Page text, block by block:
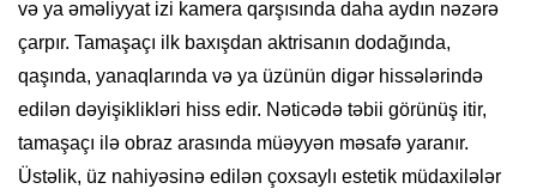
və ya əməliyyat izi kamera qarşısında daha aydın nəzərə
çarpır. Tamaşaçı ilk baxışdan aktrisanın dodağında,
qaşında, yanaqlarında və ya üzünün digər hissələrində
edilən dəyişiklikləri hiss edir. Nəticədə təbii görünüş itir,
tamaşaçı ilə obraz arasında müəyyən məsafə yaranır.
Üstəlik, üz nahiyəsinə edilən çoxsaylı estetik müdaxilələr